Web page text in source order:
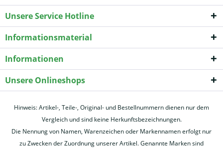
Unsere Service Hotline
Informationsmaterial
Informationen
Unsere Onlineshops
Hinweis: Artikel-, Teile-, Original- und Bestellnummern dienen nur dem
Vergleich und sind keine Herkunftsbezeichnungen.
Die Nennung von Namen, Warenzeichen oder Markennamen erfolgt nur
zu Zwecken der Zuordnung unserer Artikel. Genannte Marken sind